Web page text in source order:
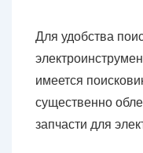
Для удобства
имеется
существенно
запчасти для